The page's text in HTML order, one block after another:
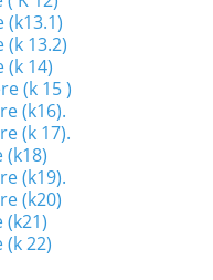
13.2)
14)
(k 15 )
(k16).
(k 17).
(k19).
(k20)
22)